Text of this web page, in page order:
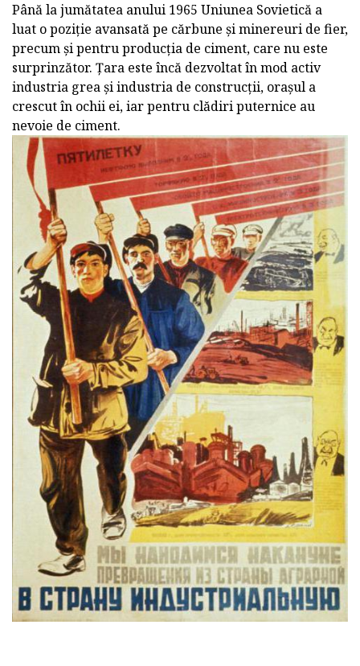
Până la jumătatea anului 1965 Uniunea Sovietică a
luat o poziție avansată pe cărbune și minereuri de fier,
precum și pentru producția de ciment, care nu este
surprinzător. Țara este încă dezvoltat în mod activ
industria grea și industria de construcții, orașul a
crescut în ochii ei, iar pentru clădiri puternice au
nevoie de ciment.